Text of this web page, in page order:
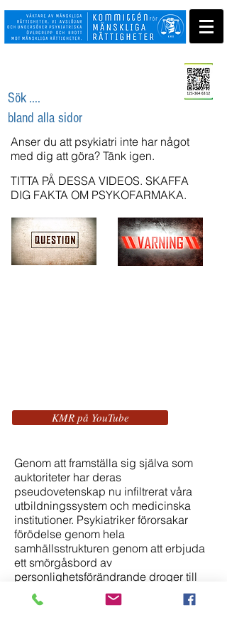
Sök ....
bland alla sidor
Anser du att psykiatri inte har något
med dig att göra? Tänk igen.
TITTA PÅ DESSA VIDEOS. SKAFFA
DIG FAKTA OM PSYKOFARMAKA.
KMR på YouTube
Genom att framställa sig själva som
auktoriteter har deras
pseudovetenskap nu infiltrerat våra
utbildningssystem och medicinska
institutioner. Psykiatriker förorsakar
förödelse genom hela
samhällsstrukturen genom att erbjuda
ett smörgåsbord av
personlighetsförändrande droger till
vuxna och barn.